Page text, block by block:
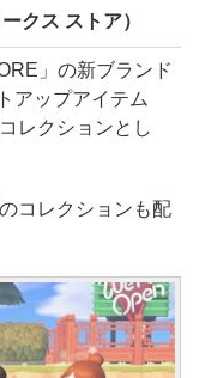
クス ストア）
」の新ブランド
アップアイテム
レクションとし
コレクションも配